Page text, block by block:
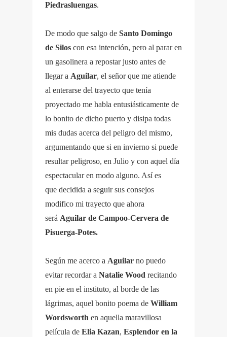
Piedrasluengas.
De modo que salgo de Santo Domingo
de Silos con esa intención, pero al parar en
un gasolinera a repostar justo antes de
llegar a Aguilar, el señor que me atiende
al enterarse del trayecto que tenía
proyectado me habla entusiásticamente de
lo bonito de dicho puerto y disipa todas
mis dudas acerca del peligro del mismo,
argumentando que si en invierno si puede
resultar peligroso, en Julio y con aquel día
espectacular en modo alguno. Así es
que decidida a seguir sus consejos
modifico mi trayecto que ahora
será Aguilar de Campoo-Cervera de
Pisuerga-Potes.
Según me acerco a Aguilar no puedo
evitar recordar a Natalie Wood recitando
en pie en el instituto, al borde de las
lágrimas, aquel bonito poema de William
Wordsworth en aquella maravillosa
película de Elia Kazan, Esplendor en la